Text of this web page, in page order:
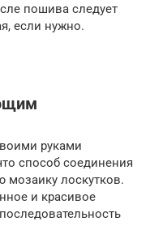
пошива следует
если нужно.
руками
способ соединения
мозаику лоскутков.
и красивое